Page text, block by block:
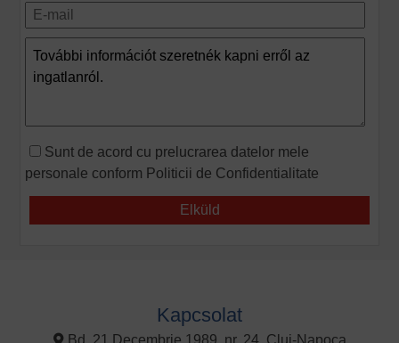
Sunt de acord cu prelucrarea datelor mele
personale conform Politicii de Confidentialitate
Kapcsolat